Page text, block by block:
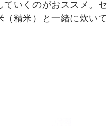
いくのがおススメ。セ
（精米）と一緒に炊いて